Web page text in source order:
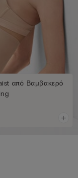
από Βαμβακερό